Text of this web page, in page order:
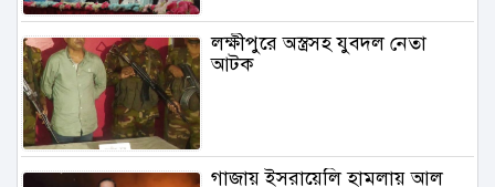
লক্ষীপুরে অস্ত্রসহ যুবদল নেতা
আটক
গাজায় ইসরায়েলি হামলায় আল